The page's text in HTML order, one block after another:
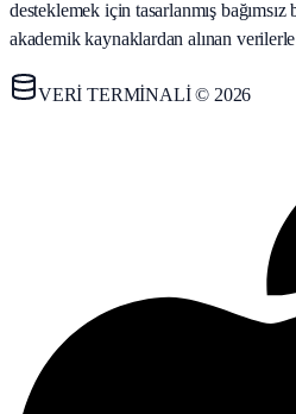
desteklemek için tasarlanmış
akademik kaynaklardan alınan
VERİ TERMİNALİ © 2026